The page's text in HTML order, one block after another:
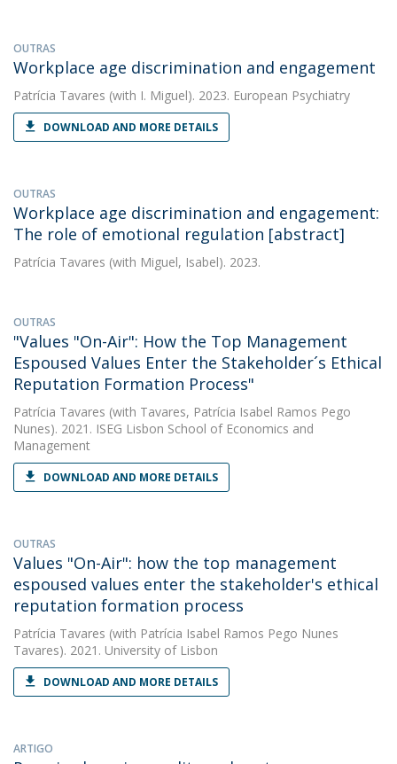
OUTRAS
Workplace age discrimination and engagement
Patrícia Tavares (with I. Miguel). 2023. European Psychiatry
DOWNLOAD AND MORE DETAILS
OUTRAS
Workplace age discrimination and engagement:
The role of emotional regulation [abstract]
Patrícia Tavares (with Miguel, Isabel). 2023.
OUTRAS
"Values "On-Air": How the Top Management
Espoused Values Enter the Stakeholder´s Ethical
Reputation Formation Process"
Patrícia Tavares (with Tavares, Patrícia Isabel Ramos Pego
Nunes). 2021. ISEG Lisbon School of Economics and
Management
DOWNLOAD AND MORE DETAILS
OUTRAS
Values "On-Air": how the top management
espoused values enter the stakeholder's ethical
reputation formation process
Patrícia Tavares (with Patrícia Isabel Ramos Pego Nunes
Tavares). 2021. University of Lisbon
DOWNLOAD AND MORE DETAILS
ARTIGO